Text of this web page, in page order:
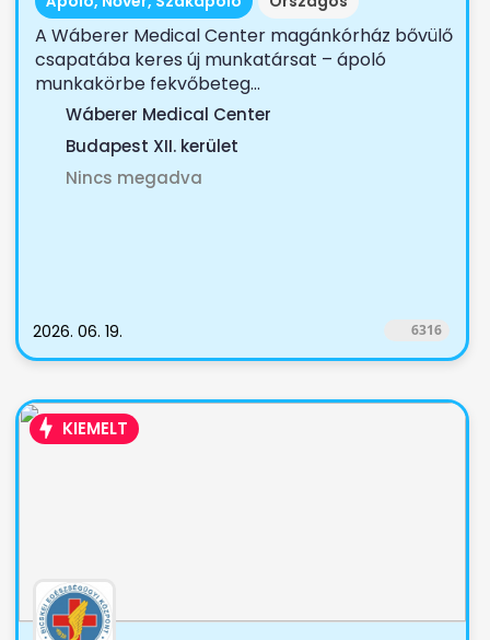
A Wáberer Medical Center magánkórház bővülő
csapatába keres új munkatársat – ápoló
munkakörbe fekvőbeteg...
Wáberer Medical Center
Budapest XII. kerület
Nincs megadva
2026. 06. 19. 6316
KIEMELT